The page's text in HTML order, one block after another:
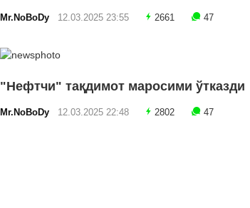
Mr.NoBoDy 12.03.2025 23:55 2661 47
"Нефтчи" тақдимот маросими ўтказди
Mr.NoBoDy 12.03.2025 22:48 2802 47